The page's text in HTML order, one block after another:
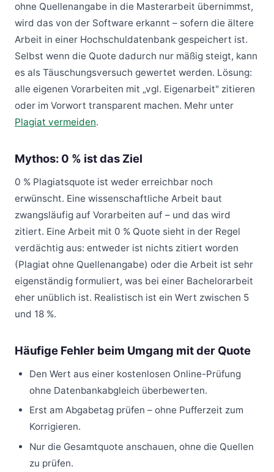
ohne Quellenangabe in die Masterarbeit übernimmst,
wird das von der Software erkannt – sofern die ältere
Arbeit in einer Hochschuldatenbank gespeichert ist.
Selbst wenn die Quote dadurch nur mäßig steigt, kann
es als Täuschungsversuch gewertet werden. Lösung:
alle eigenen Vorarbeiten mit „vgl. Eigenarbeit" zitieren
oder im Vorwort transparent machen. Mehr unter
Plagiat vermeiden.
Mythos: 0 % ist das Ziel
0 % Plagiatsquote ist weder erreichbar noch
erwünscht. Eine wissenschaftliche Arbeit baut
zwangsläufig auf Vorarbeiten auf – und das wird
zitiert. Eine Arbeit mit 0 % Quote sieht in der Regel
verdächtig aus: entweder ist nichts zitiert worden
(Plagiat ohne Quellenangabe) oder die Arbeit ist sehr
eigenständig formuliert, was bei einer Bachelorarbeit
eher unüblich ist. Realistisch ist ein Wert zwischen 5
und 18 %.
Häufige Fehler beim Umgang mit der Quote
Den Wert aus einer kostenlosen Online-Prüfung
ohne Datenbankabgleich überbewerten.
Erst am Abgabetag prüfen – ohne Pufferzeit zum
Korrigieren.
Nur die Gesamtquote anschauen, ohne die Quellen
zu prüfen.